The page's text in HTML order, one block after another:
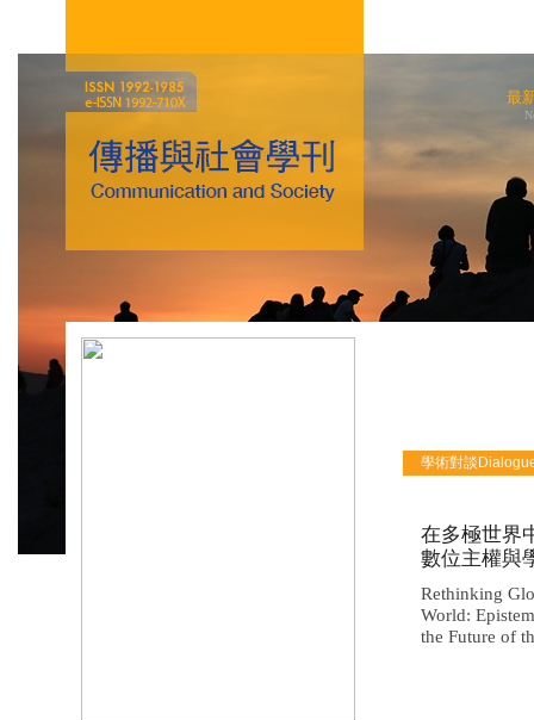
最
學術對談
在多極世界
數位主權與
Rethinking
World:
the Future of